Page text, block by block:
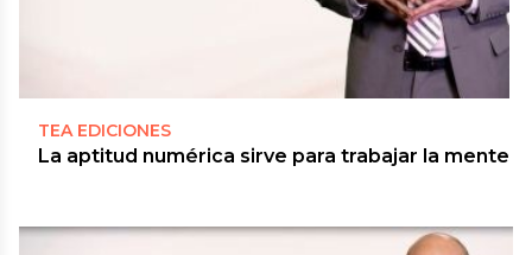
TEA EDICIONES
La aptitud numérica sirve para trabajar la mente